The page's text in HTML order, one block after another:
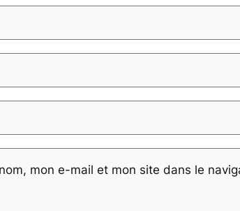
mon e-mail et mon site dans le